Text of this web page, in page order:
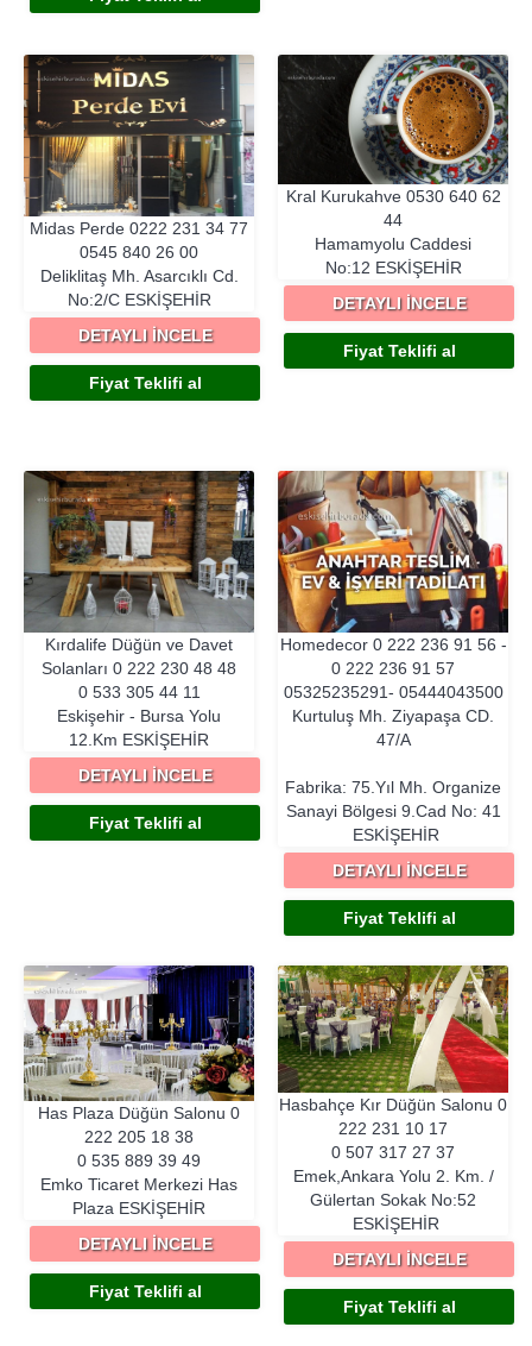
Midas Perde 0222 231 34 77
0545 840 26 00
Deliklitaş Mh. Asarcıklı Cd.
No:2/C ESKIŞEHIR
DETAYLI İNCELE
Fiyat Teklifi al
Kral Kurukahve 0530 640 62
44
Hamamyolu Caddesi
No:12 ESKIŞEHIR
DETAYLI İNCELE
Fiyat Teklifi al
Kırdalife Düğün ve Davet
Solanları 0 222 230 48 48
0 533 305 44 11
Eskişehir - Bursa Yolu
12.Km ESKIŞEHIR
DETAYLI İNCELE
Fiyat Teklifi al
Homedecor 0 222 236 91 56 -
0 222 236 91 57
05325235291- 05444043500
Kurtuluş Mh. Ziyapaşa CD.
47/A
Fabrika: 75.Yıl Mh. Organize
Sanayi Bölgesi 9.Cad No: 41
ESKIŞEHIR
DETAYLI İNCELE
Fiyat Teklifi al
Has Plaza Düğün Salonu 0
222 205 18 38
0 535 889 39 49
Emko Ticaret Merkezi Has
Plaza ESKIŞEHIR
DETAYLI İNCELE
Fiyat Teklifi al
Hasbahçe Kır Düğün Salonu 0
222 231 10 17
0 507 317 27 37
Emek,Ankara Yolu 2. Km. /
Gülertan Sokak No:52
ESKIŞEHIR
DETAYLI İNCELE
Fiyat Teklifi al